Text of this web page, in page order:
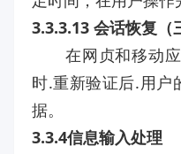
3.3.3.13 会话恢复（
在网贞和移动应
时.重新验证后.用户
据。
3.3.4信息输入处理